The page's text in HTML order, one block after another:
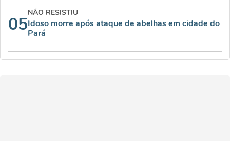
05
NÃO RESISTIU
Idoso morre após ataque de abelhas em cidade do
Pará